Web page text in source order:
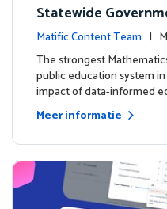
Statewide
ms: Greater Matific
Math Achievement
Matific Content Team |
The strongest
public education system
impact of data-informed
Meer informatie